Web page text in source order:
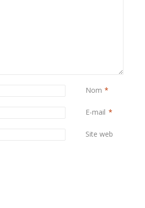
Nom *
E-mail *
Site web